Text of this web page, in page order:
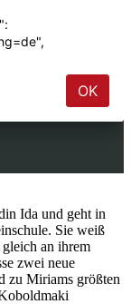
Ida und geht in
Sie weiß
an ihrem
zwei neue
zu Miriams größten